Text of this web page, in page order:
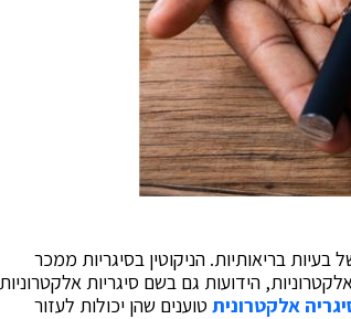
בעיות בריאותיות. הניקוטין בסיגריות ממכר
הידועות גם בשם סיגריות אלקטרוניות
אלקטרונית טוענים שהן יכולות לעזור